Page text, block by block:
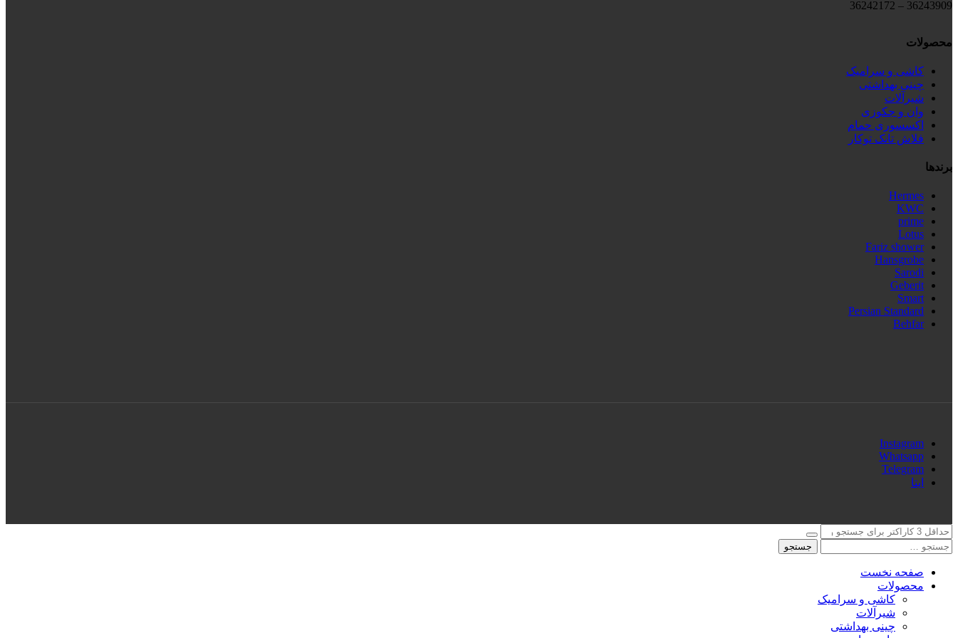
36243909 – 36242172
محصولات
کاشی و سرامیک
چینی بهداشتی
شیرآلات
وان و جکوزی
اکسسوری حمام
فلاش تانک توکار
برندها
Hermes
KWC
prime
Lotus
Fariz shower
Hansgrobe
Sarodi
Geberit
Smart
Persian Standard
Behfar
Instagram
Whatsapp
Telegram
ایتا
جستجو
صفحه نخست
محصولات
کاشی و سرامیک
شیرآلات
چینی بهداشتی